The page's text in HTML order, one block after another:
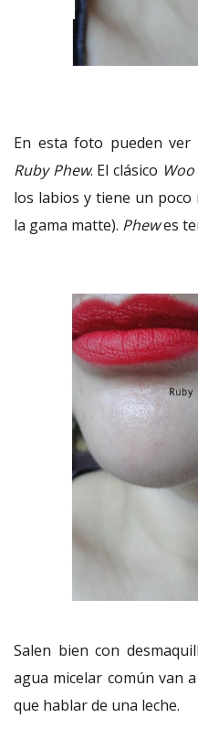
En esta foto pueden ver
Ruby Phew. El clásico Woo
los labios y tiene un
la gama matte). Phewes
Salen bien con
agua micelar común van
que hablar de una leche.